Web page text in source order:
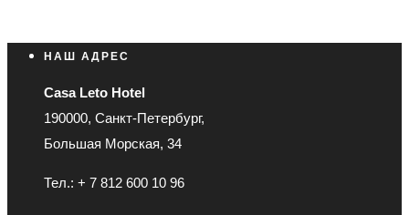
НАШ АДРЕС
Casa Leto Hotel
190000, Санкт-Петербург,
Большая Морская, 34
Тел.: + 7 812 600 10 96